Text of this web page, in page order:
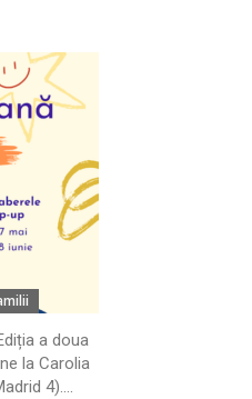
a doua
la Carolia
4)....